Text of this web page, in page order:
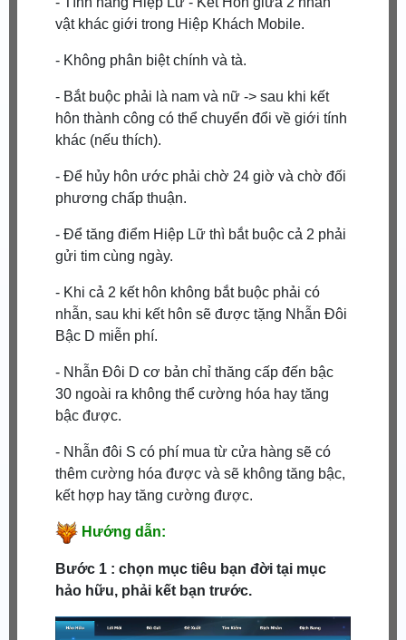
vật khác giới trong Hiệp Khách Mobile.
- Không phân biệt chính và tà.
- Bắt buộc phải là nam và nữ -> sau khi kết
hôn thành công có thể chuyển đổi về giới tính
khác (nếu thích).
- Để hủy hôn ước phải chờ 24 giờ và chờ đối
phương chấp thuận.
- Để tăng điểm Hiệp Lữ thì bắt buộc cả 2 phải
gửi tim cùng ngày.
- Khi cả 2 kết hôn không bắt buộc phải có
nhẫn, sau khi kết hôn sẽ được tặng Nhẫn Đôi
Bậc D miễn phí.
- Nhẫn Đôi D cơ bản chỉ thăng cấp đến bậc
30 ngoài ra không thể cường hóa hay tăng
bậc được.
- Nhẫn đôi S có phí mua từ cửa hàng sẽ có
thêm cường hóa được và sẽ không tăng bậc,
kết hợp hay tăng cường được.
Hướng dẫn:
Bước 1 : chọn mục tiêu bạn đời tại mục
hảo hữu, phải kết bạn trước.